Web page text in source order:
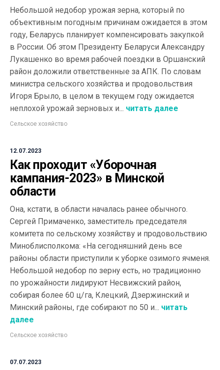
Небольшой недобор урожая зерна, который по
объективным погодным причинам ожидается в этом
году, Беларусь планирует компенсировать закупкой
в России. Об этом Президенту Беларуси Александру
Лукашенко во время рабочей поездки в Оршанский
район доложили ответственные за АПК. По словам
министра сельского хозяйства и продовольствия
Игоря Брыло, в целом в текущем году ожидается
неплохой урожай зерновых и... читать далее
Сельское хозяйство
12.07.2023
Как проходит «Уборочная
кампания-2023» в Минской
области
Она, кстати, в области началась ранее обычного.
Сергей Примаченко, заместитель председателя
комитета по сельскому хозяйству и продовольствию
Миноблисполкома: «На сегодняшний день все
районы области приступили к уборке озимого ячменя.
Небольшой недобор по зерну есть, но традиционно
по урожайности лидируют Несвижский район,
собирая более 60 ц/га, Клецкий, Дзержинский и
Минский районы, где собирают по 50 и... читать
далее
Сельское хозяйство
07.07.2023